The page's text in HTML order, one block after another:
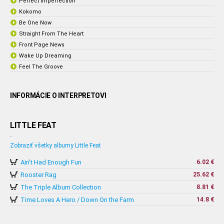
Kokomo
Be One Now
Straight From The Heart
Front Page News
Wake Up Dreaming
Feel The Groove
INFORMÁCIE O INTERPRETOVI
LITTLE FEAT
-
Zobraziť všetky albumy Little Feat
Ain't Had Enough Fun 6.02 €
Rooster Rag 25.62 €
The Triple Album Collection 8.81 €
Time Loves A Hero / Down On the Farm 14.8 €